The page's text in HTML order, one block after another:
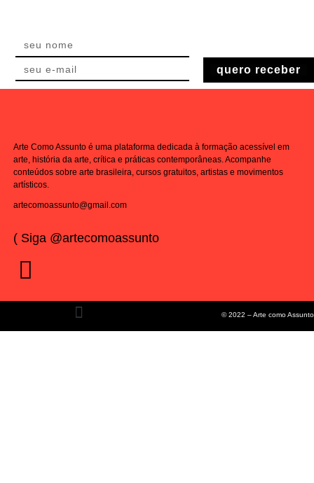
quero receber
Arte Como Assunto é uma plataforma dedicada à formação acessível em
arte, história da arte, crítica e práticas contemporâneas. Acompanhe
conteúdos sobre arte brasileira, cursos gratuitos, artistas e movimentos
artísticos.
artecomoassunto@gmail.com
( Siga @artecomoassunto
© 2022 – Arte como Assunto